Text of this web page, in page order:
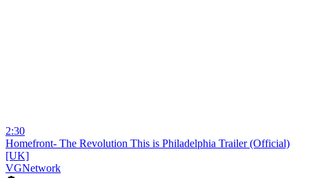
2:30
Homefront- The Revolution This is Philadelphia Trailer (Official)
[UK]
VGNetwork